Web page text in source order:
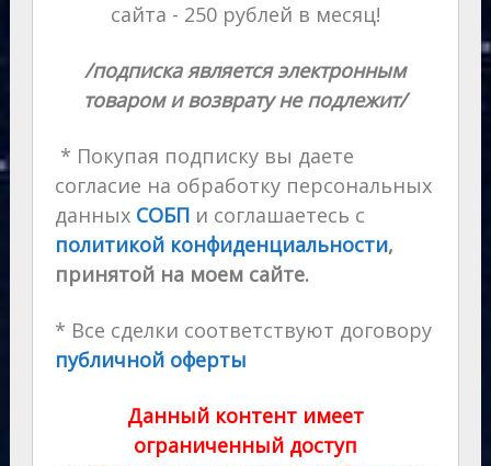
сайта - 250 рублей в месяц!
/подписка является электронным
товаром и возврату не подлежит/
* Покупая подписку вы даете
согласие на обработку персональных
данных СОБП и соглашаетесь с
политикой конфиденциальности,
принятой на моем сайте.
* Все сделки соответствуют договору
публичной оферты
Данный контент имеет
ограниченный доступ